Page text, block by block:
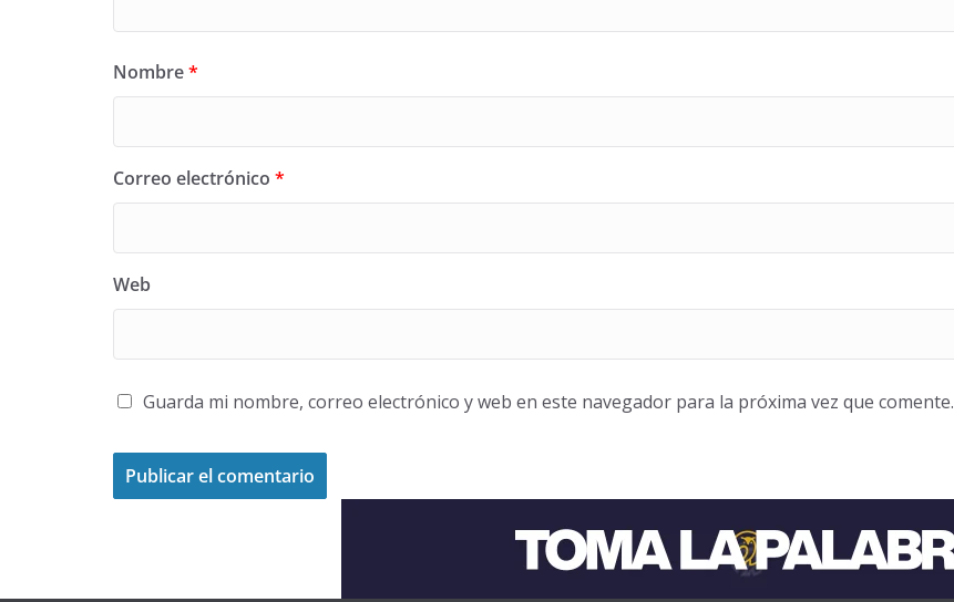
Nombre*
Correo electrónico *
Web
Guarda mi nombre, correo electrónico y web en este navegador para la próxima vez que comente.